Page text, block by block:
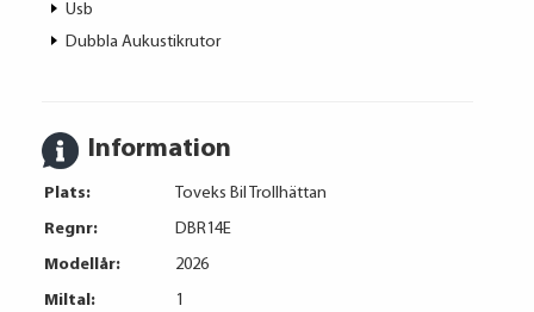
Usb
Dubbla Aukustikrutor
Information
Plats:
Toveks Bil Trollhättan
Regnr:
DBR14E
Modellår:
2026
Miltal:
1